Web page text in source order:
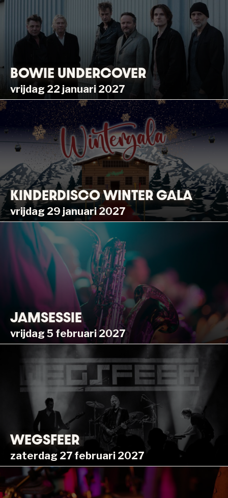
BOWIE UNDERCOVER
vrijdag 22 januari 2027
KINDERDISCO WINTER GALA
vrijdag 29 januari 2027
JAMSESSIE
vrijdag 5 februari 2027
WEGSFEER
zaterdag 27 februari 2027